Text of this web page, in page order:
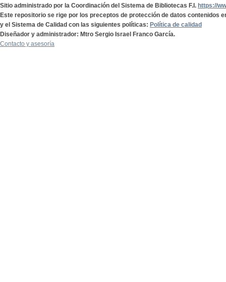
Sitio administrado por la Coordinación del Sistema de Bibliotecas F.I. https://
Este repositorio se rige por los preceptos de protección de datos contenidos
y el Sistema de Calidad con las siguientes políticas: Política de calidad
Diseñador y administrador: Mtro Sergio Israel Franco García.
Contacto y asesoría